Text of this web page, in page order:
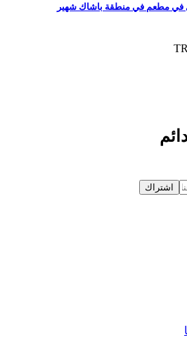
في مطعم في منطقة باشاك شهير
اشتراك